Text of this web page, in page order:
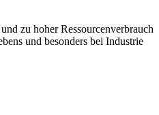
zu hoher Ressourcenverbrauch
und besonders bei Industrie